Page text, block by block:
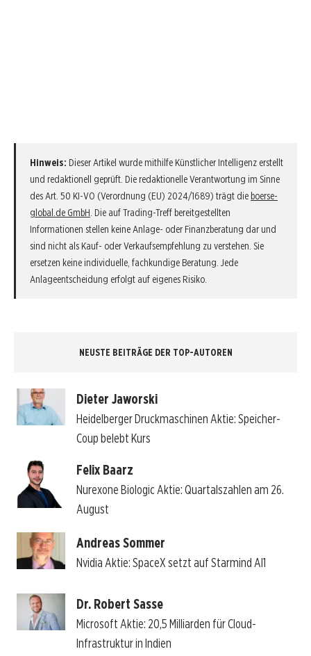
Hinweis: Dieser Artikel wurde mithilfe Künstlicher Intelligenz erstellt
und redaktionell geprüft. Die redaktionelle Verantwortung im Sinne
des Art. 50 KI-VO (Verordnung (EU) 2024/1689) trägt die boerse-
global.de GmbH . Die auf Trading-Treff bereitgestellten
Informationen stellen keine Anlage- oder Finanzberatung dar und
sind nicht als Kauf- oder Verkaufsempfehlung zu verstehen. Sie
ersetzen keine individuelle, fachkundige Beratung. Jede
Anlageentscheidung erfolgt auf eigenes Risiko.
NEUSTE BEITRÄGE DER TOP-AUTOREN
Dieter Jaworski
Heidelberger Druckmaschinen Aktie: Speicher-
Coup belebt Kurs
Felix Baarz
Nurexone Biologic Aktie: Quartalszahlen am 26.
August
Andreas Sommer
Nvidia Aktie: SpaceX setzt auf Starmind AI1
Dr. Robert Sasse
Microsoft Aktie: 20,5 Milliarden für Cloud-
Infrastruktur in Indien